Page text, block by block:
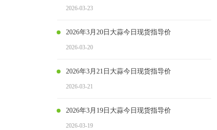
2026-03-23
2026年3月20日大蒜今日现货指导价
2026-03-20
2026年3月21日大蒜今日现货指导价
2026-03-21
2026年3月19日大蒜今日现货指导价
2026-03-19